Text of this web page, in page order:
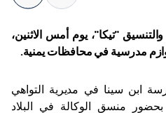
"تيكا"،يوم أمس الاثنين،
مدرسية في محافظات يمنية
ابن سينا في مديرية التواهي
منسق الوكالة في البلاد